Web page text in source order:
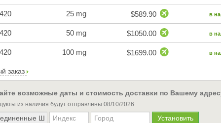
25 mg $589.90 в
50 mg $1050.00 в
100 mg $1699.00 в
заказ
возможные даты и стоимость доставки по Вашему
из наличия будут отправлены 08/10/2026